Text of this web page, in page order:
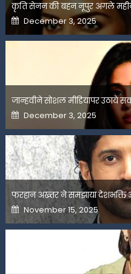
कृति सेनन की बहन नूपुर अगले
Posted
on
December 3, 2025
जान्हवीने सोशल मीडियापर उठाये
Posted
on
December 3, 2025
फरहान अख्तर ने समझाया
Posted
on
November 15, 2025